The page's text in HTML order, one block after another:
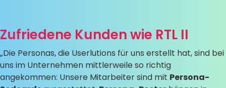
Zufriedene Kunden wie RTL II
„Die Personas, die Userlutions für uns erstellt hat, sind bei
uns im Unternehmen mittlerweile so richtig
angekommen: Unsere Mitarbeiter sind mit Persona-